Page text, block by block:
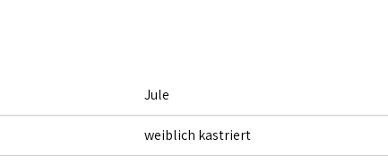
Jule
weiblich kastriert